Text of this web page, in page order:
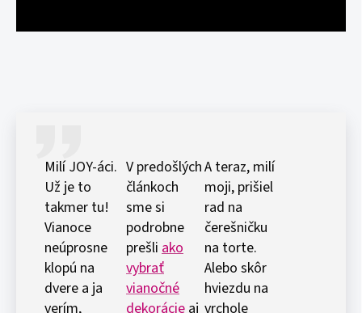
Milí JOY-áci.
Už je to
takmer tu!
Vianoce
neúprosne
klopú na
dvere a ja
verím,
V predošlých
článkoch
sme si
podrobne
prešli ako
vybrať
vianočné
dekorácie aj
A teraz, milí
moji, prišiel
rad na
čerešničku
na torte.
Alebo skôr
hviezdu na
vrchole